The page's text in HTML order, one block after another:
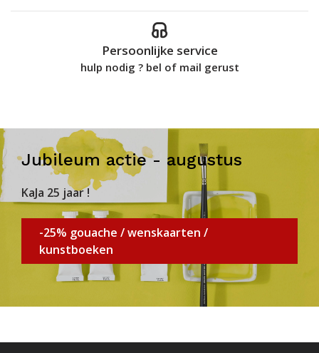
Persoonlijke service
hulp nodig ? bel of mail gerust
Jubileum actie - augustus
KaJa 25 jaar !
-25% gouache / wenskaarten /
kunstboeken